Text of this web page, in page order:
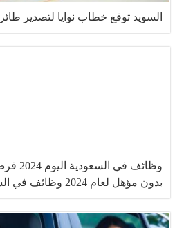
السويد توقع خطاب نوايا لتصدير
وظائف
بدون مؤهل لعام 2024 وظائف في السعودية للاجانب